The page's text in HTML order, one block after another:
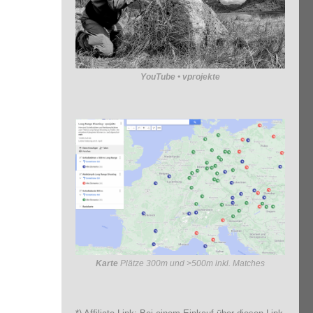
YouTube • vprojekte
Karte Plätze 300m und >500m inkl. Matches